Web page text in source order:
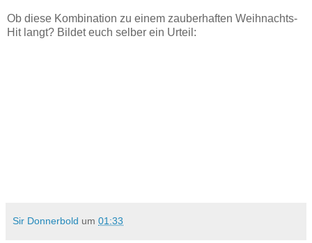
Ob diese Kombination zu einem zauberhaften Weihnachts-
Hit langt? Bildet euch selber ein Urteil:
Sir Donnerbold um 01:33